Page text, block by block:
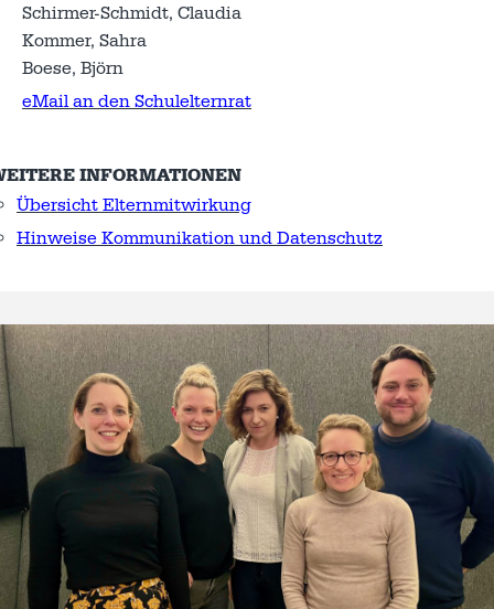
Schirmer-Schmidt, Claudia
Kommer, Sahra
Boese, Björn
eMail an den Schulelternrat
INFORMATIONEN
Übersicht Elternmitwirkung
Hinweise Kommunikation und Datenschutz